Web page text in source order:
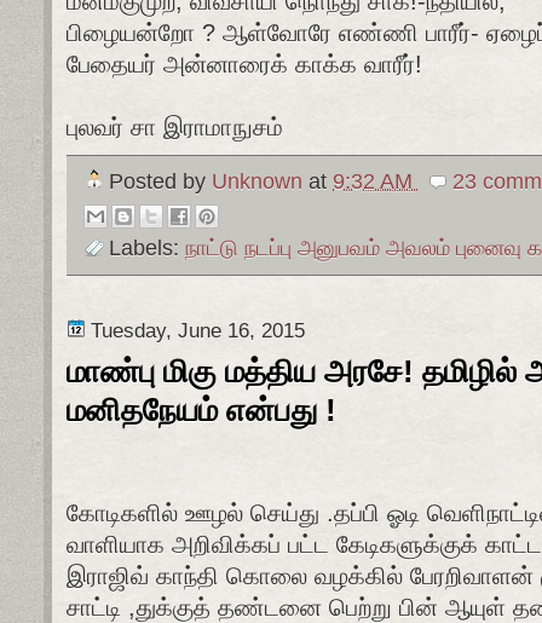
பிழையன்றோ ? ஆள்வோரே எண்ணி பாரீர்-
பேதையர் அன்னாரைக் காக்க வாரீர்!
புலவர் சா இராமாநுசம்
Posted by Unknown at 9:32 AM 23
Labels: நாட்டு நடப்பு அனுபவம் அவலம் புனைவு
Tuesday, June 16, 2015
மாண்பு மிகு மத்திய அரசே!
மனிதநேயம் என்பது !
கோடிகளில் ஊழல் செய்து .தப்பி ஓடி
வாளியாக அறிவிக்கப் பட்ட கேடிகளுக்குக்
இராஜிவ் காந்தி கொலை வழக்கில் பேரறிவாளன்
சாட்டி ,துக்குத் தண்டனை பெற்று பின்